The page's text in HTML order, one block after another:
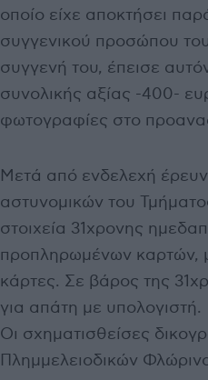
οποίο είχε αποκτήσει
συγγενικού προσώπου
συγγενή του, έπεισε
συνολικής αξίας -400-
φωτογραφίες στο
Μετά από ενδελεχή
αστυνομικών του
στοιχεία 31χρονης
προπληρωμένων καρτών,
κάρτες. Σε βάρος της
για απάτη με υπολογιστή.
Οι σχηματισθείσες
Πλημμελειοδικών